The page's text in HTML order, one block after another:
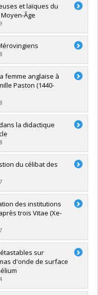
et laïques du
Âge
femme anglaise à
Paston (1440-
la didactique
du célibat des
Pablodes institutions
trois Vitae (Xe-
sur
d'onde de surface